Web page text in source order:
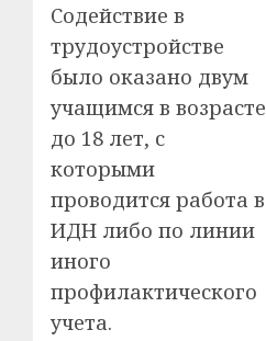
Содействие в
трудоустройстве
было оказано двум
учащимся в возрасте
до 18 лет, с
которыми
проводится работа в
ИДН либо по линии
иного
профилактического
учета.